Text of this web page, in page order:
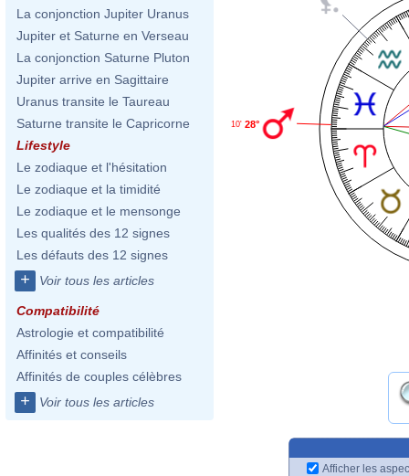
La conjonction Jupiter Uranus
Jupiter et Saturne en Verseau
La conjonction Saturne Pluton
Jupiter arrive en Sagittaire
Uranus transite le Taureau
Saturne transite le Capricorne
Lifestyle
Le zodiaque et l'hésitation
Le zodiaque et la timidité
Le zodiaque et le mensonge
Les qualités des 12 signes
Les défauts des 12 signes
+ Voir tous les articles
Compatibilité
Astrologie et compatibilité
Affinités et conseils
Affinités de couples célèbres
+ Voir tous les articles
28°
10'
Afficher les